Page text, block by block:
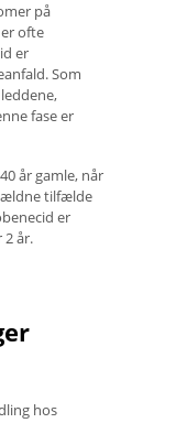
på
ofte
er
Som
fase er
år gamle, når
tilfælde
er
år.
hos